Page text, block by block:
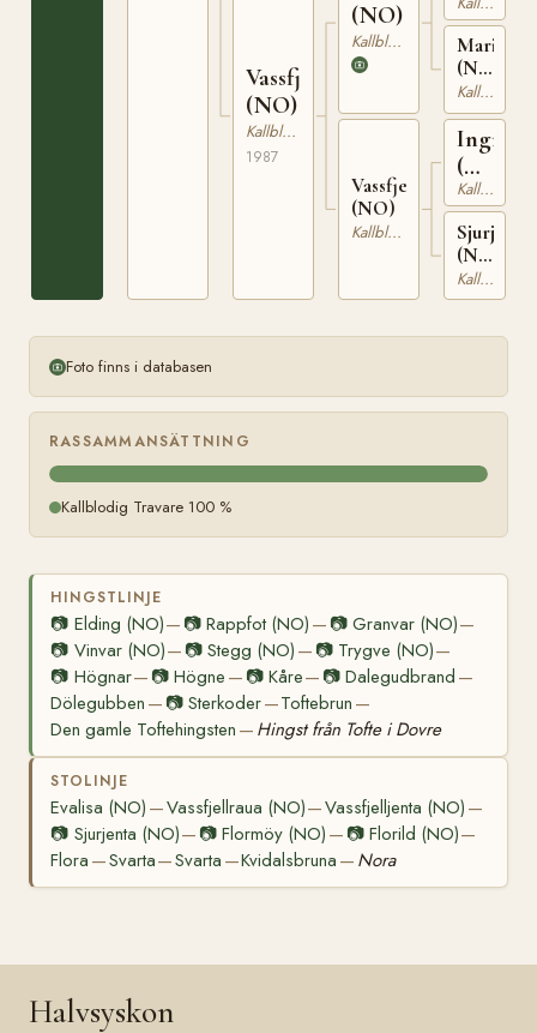
Vassfjellraua
(NO)
Kallblodig Travare
1987
(NO)
Kallblodig Travare
Vassfjelljenta
(NO)
Kallblodig Travare
Marielle
(NO)
T-
23509
Kallblodig Travare
Ingmar
(NO)
N
1998
Kallblodig Travare
Sjurjenta
(NO)
T-
22929
Kallblodig Travare
Foto finns i databasen
RASSAMMANSÄTTNING
Kallblodig Travare 100 %
HINGSTLINJE
📷 Elding (NO)— 📷Rappfot (NO) — 📷 Granvar (NO)—
📷 Vinvar (NO)— 📷Stegg (NO) — 📷 Trygve (NO)—
📷 Högnar— 📷Högne — 📷 Kåre— 📷 Dalegudbrand —
Dölegubben — 📷Sterkoder—Toftebrun —
Den gamle Toftehingsten — Hingst från Tofte i Dovre
STOLINJE
Evalisa (NO) —Vassfjellraua (NO)—Vassfjelljenta (NO) —
📷 Sjurjenta (NO)— 📷Flormöy (NO) — 📷 Florild (NO)—
Flora —Svarta—Svarta —Kvidalsbruna — Nora
Halvsyskon